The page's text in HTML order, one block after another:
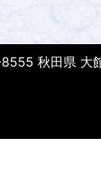
秋田県 大